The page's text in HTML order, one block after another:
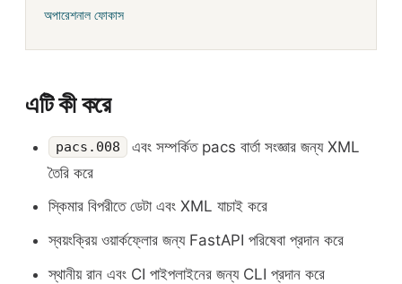
অপারেশনাল ফোকাস
এটি কী করে
pacs.008
এবং সম্পর্কিত pacs বার্তা সংজ্ঞার জন্য XML
তৈরি করে
স্কিমার বিপরীতে ডেটা এবং XML যাচাই করে
স্বয়ংক্রিয় ওয়ার্কফ্লোর জন্য FastAPI পরিষেবা প্রদান করে
স্থানীয় রান এবং CI পাইপলাইনের জন্য CLI প্রদান করে